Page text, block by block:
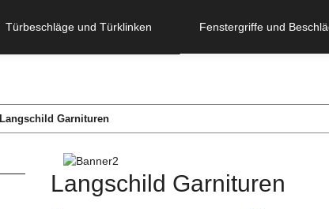
Türbeschläge und Türklinken Fenstergriffe und
Langschild Garnituren
Langschild Garnituren